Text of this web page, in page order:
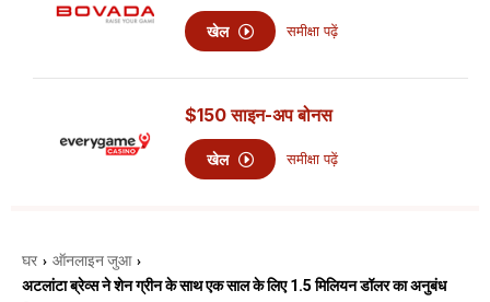
खेल समीक्षा पढ़ें
$150 साइन-अप बोनस
खेल समीक्षा पढ़ें
घर › ऑनलाइन जुआ ›
अटलांटा ब्रेव्स ने शेन ग्रीन के साथ एक साल के लिए 1.5 मिलियन डॉलर का अनुबंध